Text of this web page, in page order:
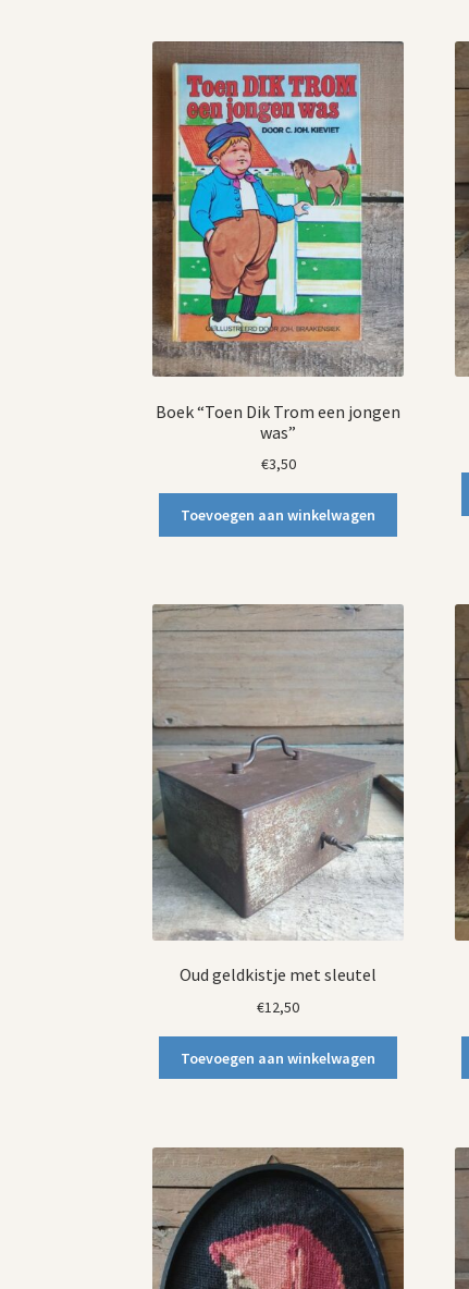
Boek “Toen Dik Trom een jongen
was”
€3,50
Toevoegen aan winkelwagen
Oud geldkistje met sleutel
€12,50
Toevoegen aan winkelwagen